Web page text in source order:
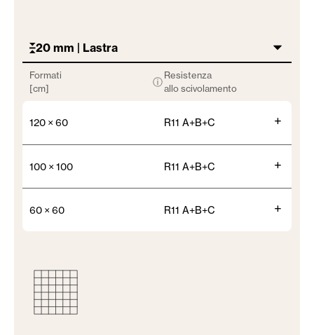
20 mm | Lastra
Formati
[cm]
Resistenza
allo scivolamento
ⓘ
120 × 60 R11 A+B+C +
100 × 100 R11 A+B+C +
60 × 60 R11 A+B+C +